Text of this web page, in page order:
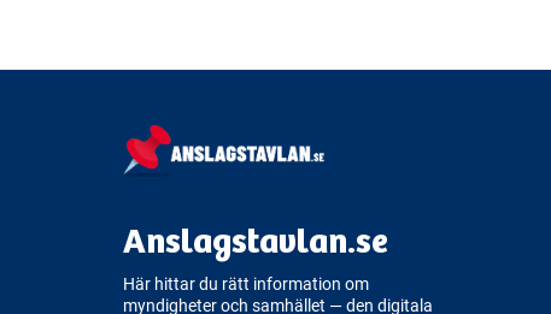
Anslagstavlan.se
Här hittar du rätt information om
myndigheter och samhället — den digitala